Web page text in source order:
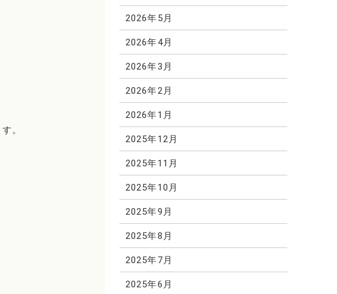
。
2026年5月
2026年4月
2026年3月
2026年2月
2026年1月
2025年12月
2025年11月
2025年10月
2025年9月
2025年8月
2025年7月
2025年6月